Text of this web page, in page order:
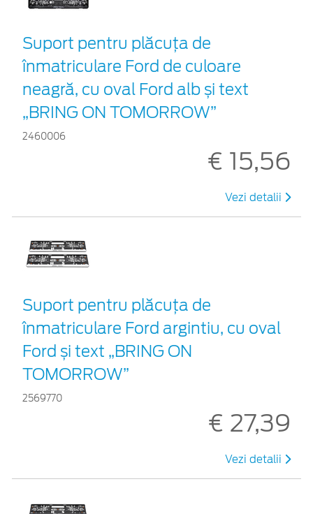
Suport pentru plăcuța de
înmatriculare Ford de culoare
neagră, cu oval Ford alb și text
„BRING ON TOMORROW”
2460006
€ 15,56
Vezi detalii
Suport pentru plăcuța de
înmatriculare Ford argintiu, cu oval
Ford și text „BRING ON
TOMORROW”
2569770
€ 27,39
Vezi detalii